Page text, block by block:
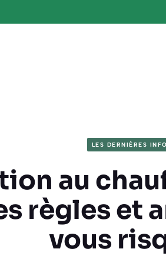
LES DERNIÈRES
au
règles et
vous